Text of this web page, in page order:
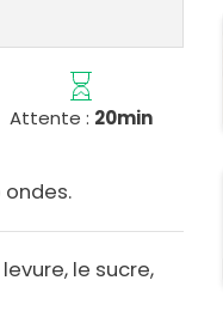
Attente : 20min
le sucre,